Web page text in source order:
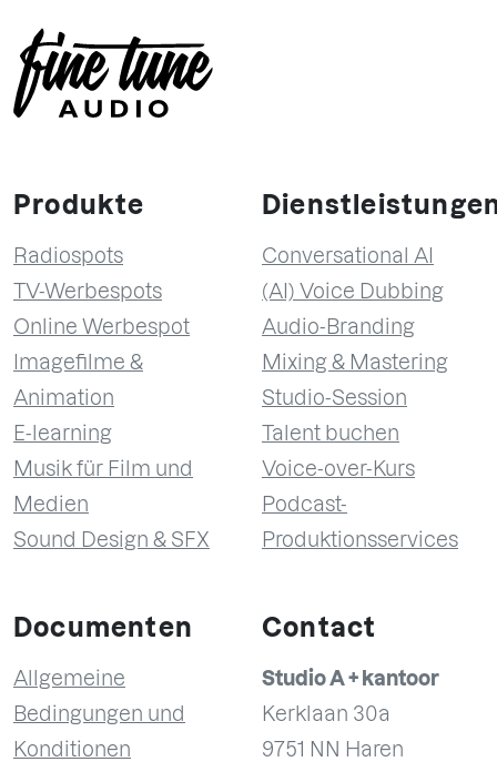
Produkte
Radiospots
TV-Werbespots
Online Werbespot
Imagefilme &
Animation
E-learning
Musik für Film und
Medien
Sound Design & SFX
Conversational AI
(AI) Voice Dubbing
Audio-Branding
Mixing & Mastering
Studio-Session
Talent buchen
Voice-over-Kurs
Podcast-
Produktionsservices
Documenten
Allgemeine
Bedingungen und
Konditionen
Contact
Studio A + kantoor
Kerklaan 30a
9751 NN Haren